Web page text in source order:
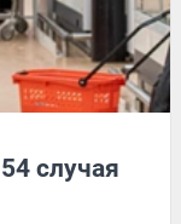
случая